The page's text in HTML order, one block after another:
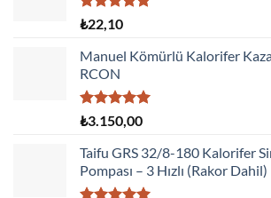
5 üzerinden
5.00oy
aldı
₺22,10
Manuel Kömürlü Kalorifer
RCON
5 üzerinden
oy
aldı
₺3.150,00
Taifu GRS 32/8-180 Kalorifer
Pompası – 3 Hızlı (Rakor Dahil)